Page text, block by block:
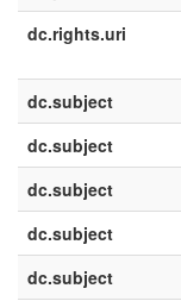
dc.rights.uri
dc.subject
dc.subject
dc.subject
dc.subject
dc.subject